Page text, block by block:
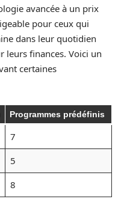
avancée à un prix
pour ceux qui
dans leur quotidien
leurs finances. Voici un
certaines
Programmes prédéfinis
7
5
8